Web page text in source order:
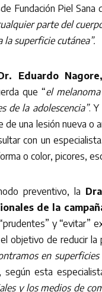
Fundación Piel Sana
parte del
la superficie cutánea”.
Eduardo Nagore,
que “el
de la adolescencia”.
de una lesión nueva o
con un
o color, picores,
preventivo, la
de la
y “evitar”
objetivo de reducir la
en
según esta
y los medios de